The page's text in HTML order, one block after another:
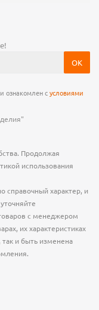
ознакомлен сусловиями
Продолжая
использования
справочный характер, и
с менеджером
их характеристиках
и быть изменена